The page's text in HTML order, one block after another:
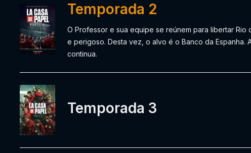
Temporada 2
O Professor e sua equipe se reúnem para libertar Rio
e perigoso. Desta vez, o alvo é o Banco da Espanha.
continua.
Temporada 3